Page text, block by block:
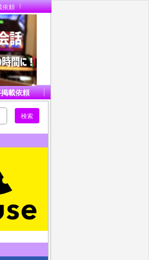
依頼
載依頼